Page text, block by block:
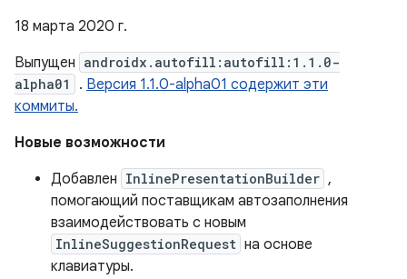
18 марта 2020 г.
Выпущен androidx.autofill:autofill:1.1.0-
alpha01
. Версия 1.1.0-alpha01 содержит эти
коммиты.
Новые возможности
Добавлен InlinePresentationBuilder ,
помогающий поставщикам автозаполнения
взаимодействовать с новым
InlineSuggestionRequest на основе
клавиатуры.